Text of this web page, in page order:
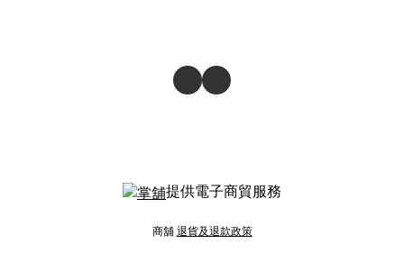
提供電子商貿服務
商舖 退貨及退款政策